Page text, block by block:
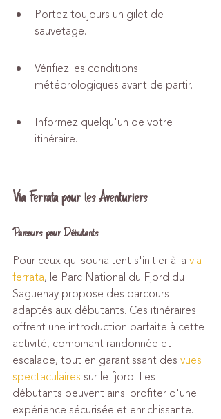
Portez toujours un gilet de
sauvetage.
Vérifiez les conditions
météorologiques avant de partir.
Informez quelqu'un de votre
itinéraire.
Via Ferrata pour les Aventuriers
Parcours pour Débutants
Pour ceux qui souhaitent s'initier à la via
ferrata, le Parc National du Fjord du
Saguenay propose des parcours
adaptés aux débutants. Ces itinéraires
offrent une introduction parfaite à cette
activité, combinant randonnée et
escalade, tout en garantissant des vues
spectaculaires sur le fjord. Les
débutants peuvent ainsi profiter d'une
expérience sécurisée et enrichissante.